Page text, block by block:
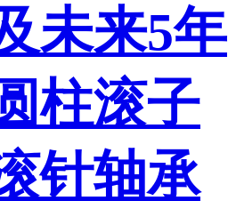
未来5年
柱滚子
针轴承